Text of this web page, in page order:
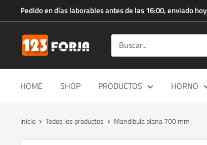
directamente
contenido
Pedido en días laborables antes de las 16:00, enviado hoy
123forja.es
HOME SHOP PRODUCTOS HORNO
Inicio Todos los productos Mandíbula plana 700 mm